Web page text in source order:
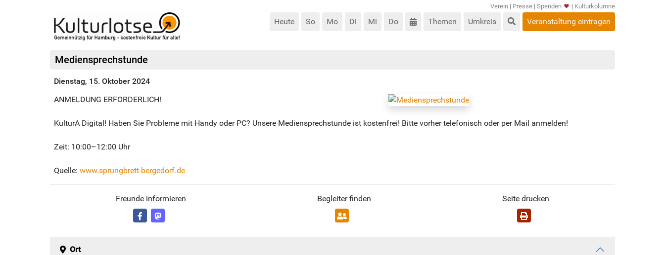
Verein | Presse | Spenden | Kulturkolumne
Heute So Mo Di Mi Do Themen Umkreis Veranstaltung eintragen
Mediensprechstunde
Dienstag, 15. Oktober 2024
ANMELDUNG ERFORDERLICH!
KulturA Digital! Haben Sie Probleme mit Handy oder PC? Unsere Mediensprechstunde ist kostenfrei! Bitte vorher telefonisch oder per Mail anmelden!
Zeit: 10:00–12:00 Uhr
Quelle: www.sprungbrett-bergedorf.de
Freunde informieren Begleiter finden Seite drucken
Ort